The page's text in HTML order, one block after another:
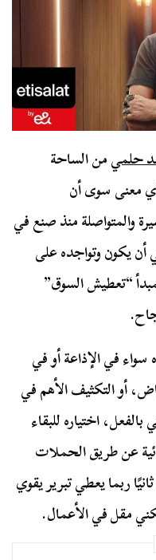
حلميمن الساحة
معنى سوى أن
والمتواصلة منذ صنع في
يكون وتواجده على
“تعطيش السوق”
في الإذاعة أو في
أو التكثيف الأهم في
اختياره للبقاء
عن طريق الحملات
ربما يعطي تبرير يقوي
مقل في الأعمال.